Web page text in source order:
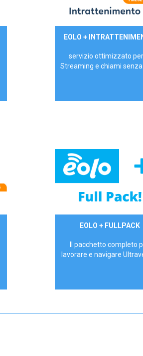
29,90€/mese
EOLO +
servizio ottimizzato
Streaming e chiami
34,90 €/meseEOLO + FULLPACK
Il pacchetto completo
lavorare e navigare